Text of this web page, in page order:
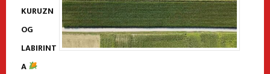
KURUZN
OG
LABIRINT
A